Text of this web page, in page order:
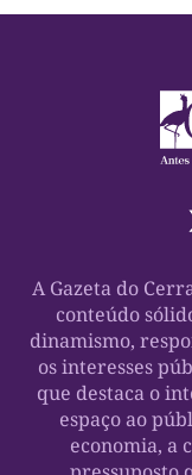
A Gazeta do
conteúdo
dinamismo,
os interesses
que destaca o
espaço ao
economia, a